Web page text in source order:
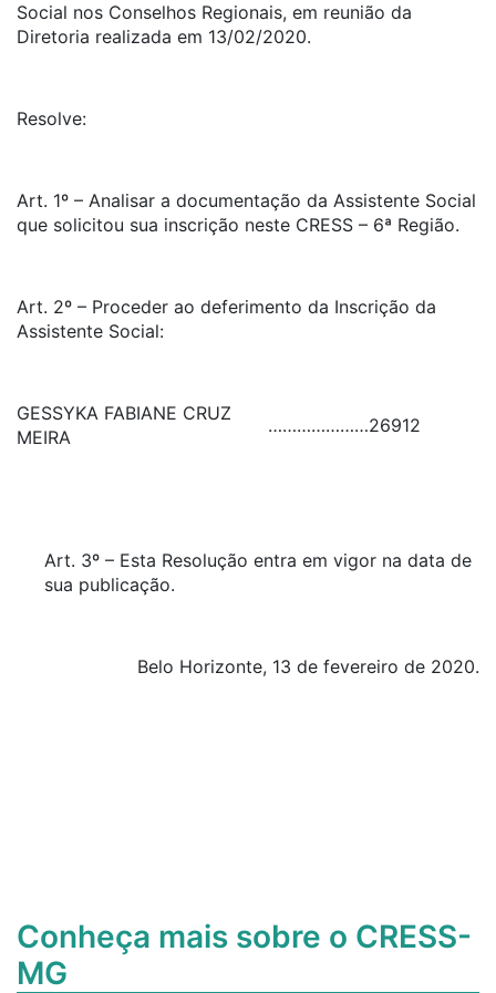
Social nos Conselhos Regionais, em reunião da
Diretoria realizada em 13/02/2020.
Resolve:
Art. 1º – Analisar a documentação da Assistente Social
que solicitou sua inscrição neste CRESS – 6ª Região.
Art. 2º – Proceder ao deferimento da Inscrição da
Assistente Social:
GESSYKA FABIANE CRUZ
MEIRA
…………………26912
Art. 3º – Esta Resolução entra em vigor na data de
sua publicação.
Belo Horizonte, 13 de fevereiro de 2020.
Conheça mais sobre o CRESS-
MG